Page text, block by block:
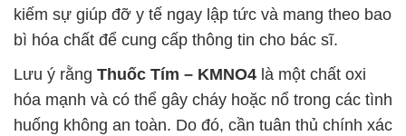
kiếm sự giúp đỡ y tế ngay lập tức và mang theo bao
bì hóa chất để cung cấp thông tin cho bác sĩ.
Lưu ý rằng Thuốc Tím – KMNO4 là một chất oxi
hóa mạnh và có thể gây cháy hoặc nổ trong các tình
huống không an toàn. Do đó, cần tuân thủ chính xác